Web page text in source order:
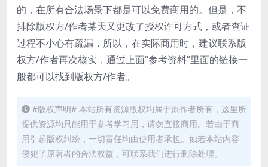
的，在所有合法场景下都是可以免费商用的。但是，不
排除版权方/作者某天又更改了授权许可方式，或者查证
过程不小心有疏漏，所以，在实际商用时，建议联系版
权方/作者再次核实，通过上面“参考资料”里面的链接一
般都可以找到版权方/作者。
#版权声明# 本站所有资源版权均属于原作者所有，这里所
提供资源均只能用于参考学习用，请勿直接商用。若由于商
用引起版权纠纷，一切责任均由使用者承担。如若本站内容
侵犯了原著者的合法权益，可联系我们进行删除处理。